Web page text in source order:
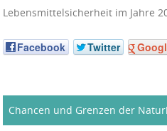
Lebensmittelsicherheit im Jahre
Facebook Twitter
Chancen und Grenzen der